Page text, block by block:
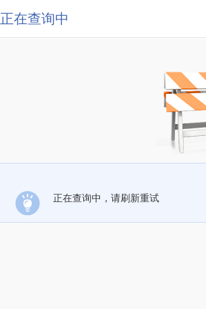
正在查询中
正在查询中，请刷新重试